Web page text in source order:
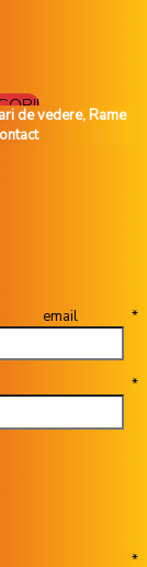
de vedere, Rame
email *
*
*